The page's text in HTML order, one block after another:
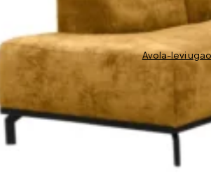
Avola-levi ugao